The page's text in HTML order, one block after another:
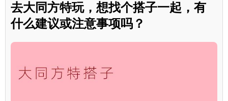
去大同方特玩，想找个搭子一起，有
什么建议或注意事项吗？